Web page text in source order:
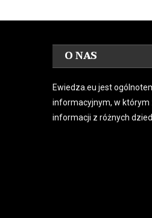
O NAS
Ewiedza.eu jest
informacyjnym, w którym
informacji z różnych